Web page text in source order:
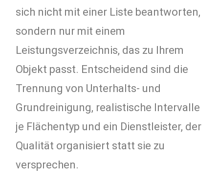
sich nicht mit einer Liste beantworten,
sondern nur mit einem
Leistungsverzeichnis, das zu Ihrem
Objekt passt. Entscheidend sind die
Trennung von Unterhalts- und
Grundreinigung, realistische Intervalle
je Flächentyp und ein Dienstleister, der
Qualität organisiert statt sie zu
versprechen.